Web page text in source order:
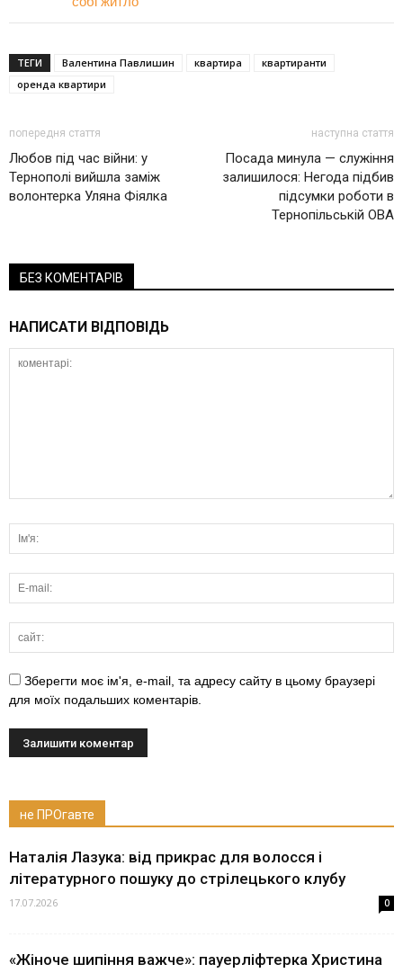
ТЕГИ Валентина Павлишин квартира
квартиранти
оренда квартири
попередня стаття
Любов під час війни: у
Тернополі вийшла заміж
волонтерка Уляна Фіялка
наступна стаття
Посада минула — служіння
залишилося: Негода підбив
підсумки роботи в
Тернопільській ОВА
БЕЗ КОМЕНТАРІВ
НАПИСАТИ ВІДПОВІДЬ
Зберегти моє ім'я, e-mail, та адресу сайту в цьому браузері
для моїх подальших коментарів.
не ПРОгавте
Наталія Лазука: від прикрас для волосся і
літературного пошуку до стрілецького клубу
17.07.2026 0
«Жіноче шипіння важче»: пауерліфтерка Христина